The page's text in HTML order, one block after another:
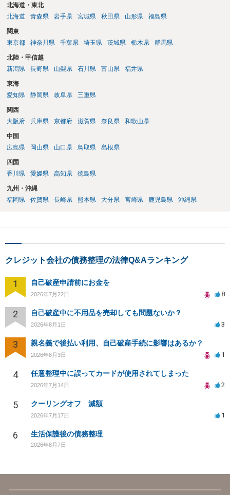
北海道・東北
北海道
青森県 岩手県 宮城県 秋田県 山形県 福島県
関東
東京都
神奈川県 千葉県 埼玉県 茨城県 栃木県 群馬県
北陸・甲信越
新潟県
長野県 山梨県 石川県 富山県 福井県
東海
愛知県
静岡県 岐阜県 三重県
関西
大阪府
兵庫県 京都府 滋賀県 奈良県 和歌山県
中国
広島県
岡山県 山口県 鳥取県 島根県
四国
香川県
愛媛県 高知県 徳島県
九州・沖縄
福岡県
佐賀県 長崎県 熊本県 大分県 宮崎県 鹿児島県 沖縄県
クレジット会社の債務整理の法律Q&Aランキング
1 自己破産申請前にお金を
2026年7月22日 8
2 自己破産中に不用品を売却しても問題ないか？
2026年8月1日 3
3 親名義で後払い利用、自己破産手続に影響はあるか？
2026年8月3日 1
4 任意整理中に誤ってカードが使用されてしまった
2026年7月14日 2
5 クーリングオフ 減額
2026年7月17日 1
6 生活保護後の債務整理
2026年8月7日